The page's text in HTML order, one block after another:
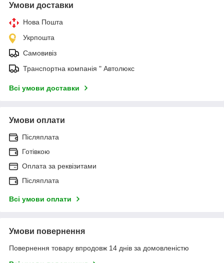
Умови доставки
Нова Пошта
Укрпошта
Самовивіз
Транспортна компанія " Автолюкс
Всі умови доставки
Умови оплати
Післяплата
Готівкою
Оплата за реквізитами
Післяплата
Всі умови оплати
Умови повернення
Повернення товару впродовж 14 днів за домовленістю